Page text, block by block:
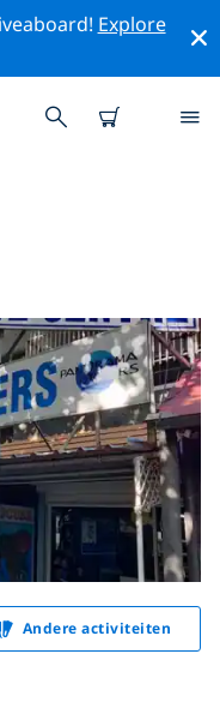
Explore
Andere activiteiten